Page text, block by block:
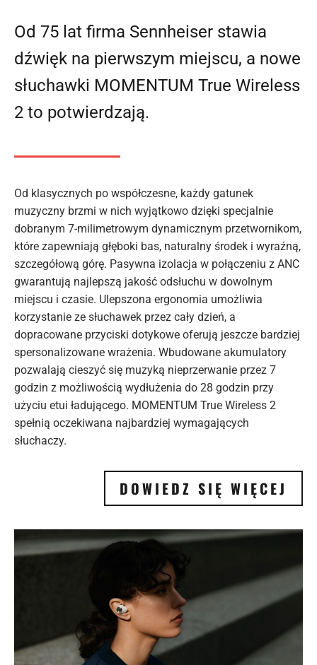
Od 75 lat firma Sennheiser stawia
dźwięk na pierwszym miejscu, a nowe
słuchawki MOMENTUM True Wireless
2 to potwierdzają.
Od klasycznych po współczesne, każdy gatunek
muzyczny brzmi w nich wyjątkowo dzięki specjalnie
dobranym 7-milimetrowym dynamicznym przetwornikom,
które zapewniają głęboki bas, naturalny środek i wyraźną,
szczegółową górę. Pasywna izolacja w połączeniu z ANC
gwarantują najlepszą jakość odsłuchu w dowolnym
miejscu i czasie. Ulepszona ergonomia umożliwia
korzystanie ze słuchawek przez cały dzień, a
dopracowane przyciski dotykowe oferują jeszcze bardziej
spersonalizowane wrażenia. Wbudowane akumulatory
pozwalają cieszyć się muzyką nieprzerwanie przez 7
godzin z możliwością wydłużenia do 28 godzin przy
użyciu etui ładującego. MOMENTUM True Wireless 2
spełnią oczekiwana najbardziej wymagających
słuchaczy.
DOWIEDZ SIĘ WIĘCEJ